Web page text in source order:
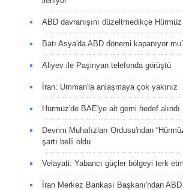
ABD davranışını düzeltmedikçe
Batı Asya'da ABD dönemi kapanıyor
Aliyev ile Paşinyan telefonda görüştü
İran: Umman'la anlaşmaya çok yakınız
Hürmüz'de BAE'ye ait gemi hedef alındı
Devrim Muhafızları Ordusu'ndan
şartı belli oldu
Velayati: Yabancı güçler bölgeyi terk
İran Merkez Bankası Başkanı'ndan ABD